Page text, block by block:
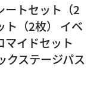
ートセット（2
ト（2枚） イベ
マイドセット
クステージパス